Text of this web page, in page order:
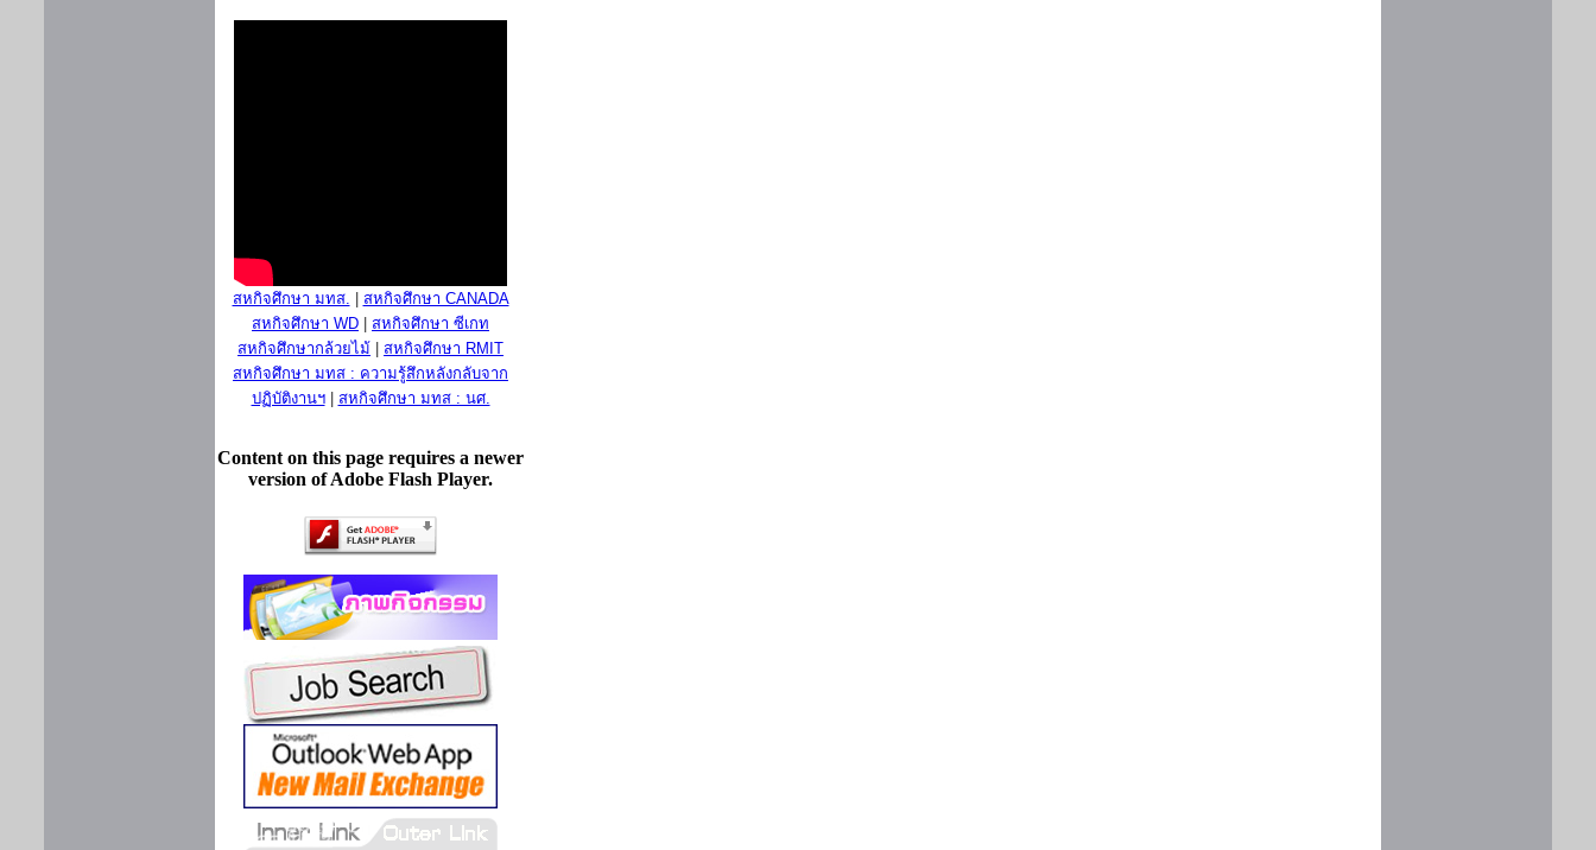
สหกิจศึกษา มทส.
สหกิจศึกษา CANADA
สหกิจศึกษา WD
สหกิจศึกษา ซีเกท
สหกิจศึกษากล้วยไม้
สหกิจศึกษา RMIT
สหกิจศึกษา มทส : ความรู้สึกหลังกลับจาก
ปฏิบัติงานฯ| สหกิจศึกษา มทส : นศ.
Content on this page requires a newer
version of Adobe Flash Player.